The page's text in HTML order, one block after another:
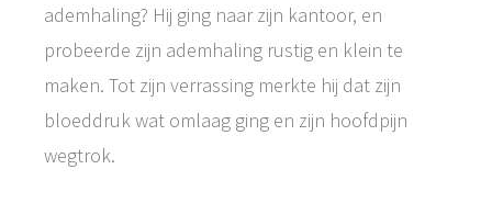
ademhaling? Hij ging naar zijn kantoor, en
probeerde zijn ademhaling rustig en klein te
maken. Tot zijn verrassing merkte hij dat zijn
bloeddruk wat omlaag ging en zijn hoofdpijn
wegtrok.